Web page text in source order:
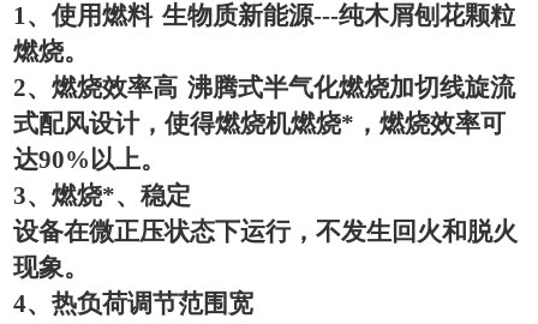
1、使用燃料 生物质新能源---纯木屑刨花颗粒
燃烧。
2、燃烧效率高 沸腾式半气化燃烧加切线旋流
式配风设计，使得燃烧机燃烧*，燃烧效率可
达90%以上。
3、燃烧*、稳定
设备在微正压状态下运行，不发生回火和脱火
现象。
4、热负荷调节范围宽